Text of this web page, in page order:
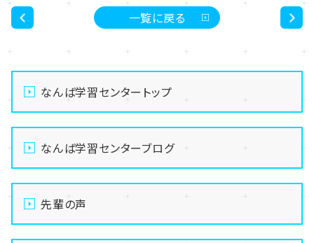
一覧に戻る
なんば学習センタートップ
なんば学習センターブログ
先輩の声